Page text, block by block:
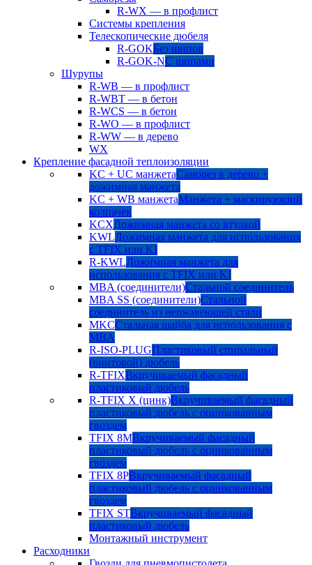
R-WX — в профлист
Системы крепления
Телескопические дюбеля
R-GOKБез шипов
R-GOK-NС шипами
Шурупы
R-WB — в профлист
R-WBT — в бетон
R-WCS — в бетон
R-WO — в профлист
R-WW — в дерево
WX
Крепление фасадной теплоизоляции
KC + UC манжетаСаморез в дерево +
дожимная манжета
KC + WB манжетаМанжета + маскирующий
колпачек
KCXДожимная манжета со втулкой
KWLДожимная манжета для использования
с TFIX или KI
R-KWLДожимная манжета для
использования с TFIX или KI
MBA (соединители)Стальной соединитель
MBA SS (соединители)Стальной
соединитель из нержавеющей стали
MKCСтальная шайба для использования с
MBA
R-ISO-PLUGПластиковый спиральный
(винтовой) дюбель
R-TFIXВкручиваемый фасадный
пластиковый дюбель
R-TFIX X (цинк)Вкручиваемый фасадный
пластиковый дюбель с оцинкованным
гвоздем
TFIX 8MВкручиваемый фасадный
пластиковый дюбель с оцинкованным
гвоздем
TFIX 8PВкручиваемый фасадный
пластиковый дюбель с оцинкованным
гвоздем
TFIX STВкручиваемый фасадный
пластиковый дюбель
Монтажный инструмент
Расходники